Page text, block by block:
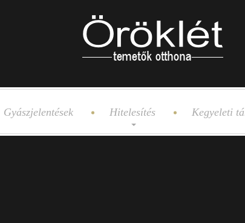
Gyászjelentések Hitelesítés Kegyeleti